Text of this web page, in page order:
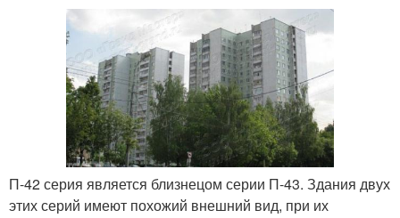
П-42 серия является близнецом серии П-43. Здания двух
этих серий имеют похожий внешний вид, при их